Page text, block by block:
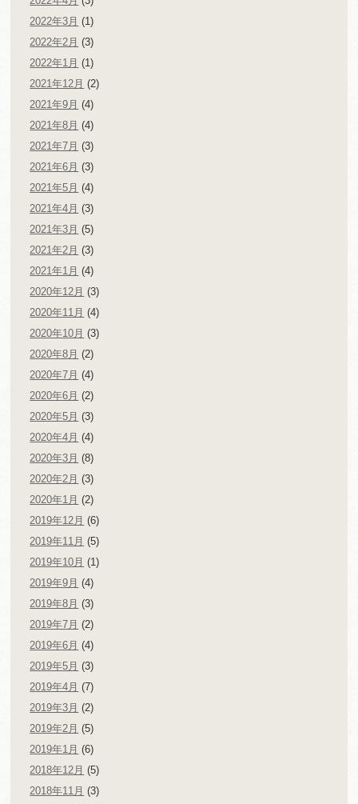
2022年3月 (1)
2022年2月 (3)
2022年1月 (1)
2021年12月 (2)
2021年9月 (4)
2021年8月 (4)
2021年7月 (3)
2021年6月 (3)
2021年5月 (4)
2021年4月 (3)
2021年3月 (5)
2021年2月 (3)
2021年1月 (4)
2020年12月 (3)
2020年11月 (4)
2020年10月 (3)
2020年8月 (2)
2020年7月 (4)
2020年6月 (2)
2020年5月 (3)
2020年4月 (4)
2020年3月 (8)
2020年2月 (3)
2020年1月 (2)
2019年12月 (6)
2019年11月 (5)
2019年10月 (1)
2019年9月 (4)
2019年8月 (3)
2019年7月 (2)
2019年6月 (4)
2019年5月 (3)
2019年4月 (7)
2019年3月 (2)
2019年2月 (5)
2019年1月 (6)
2018年12月 (5)
2018年11月 (3)